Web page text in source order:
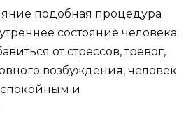
подобная процедура
состояние человека:
от стрессов, тревог,
возбуждения, человек
спокойным и